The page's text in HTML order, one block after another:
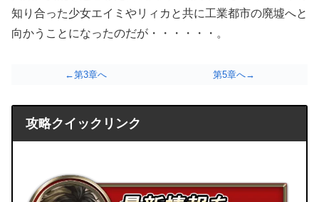
知り合った少女エイミやリィカと共に工業都市の廃墟へと
向かうことになったのだが・・・・・・。
←第3章へ 第5章へ→
攻略クイックリンク